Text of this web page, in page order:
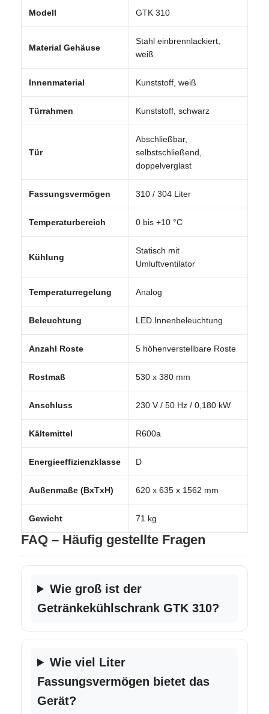
Modell GTK 310
Material Gehäuse
Stahl einbrennlackiert,
weiß
Innenmaterial Kunststoff, weiß
Türrahmen Kunststoff, schwarz
Tür
Abschließbar,
selbstschließend,
doppelverglast
Fassungsvermögen 310 / 304 Liter
Temperaturbereich 0 bis +10 °C
Kühlung
Statisch mit
Umluftventilator
Temperaturregelung Analog
Beleuchtung LED Innenbeleuchtung
Anzahl Roste 5 höhenverstellbare Roste
Rostmaß 530 x 380 mm
Anschluss 230 V / 50 Hz / 0,180 kW
Kältemittel R600a
Energieeffizienzklasse D
Außenmaße (BxTxH) 620 x 635 x 1562 mm
Gewicht 71 kg
FAQ – Häufig gestellte Fragen
Wie groß ist der
Getränkekühlschrank GTK 310?
Wie viel Liter
Fassungsvermögen bietet das
Gerät?